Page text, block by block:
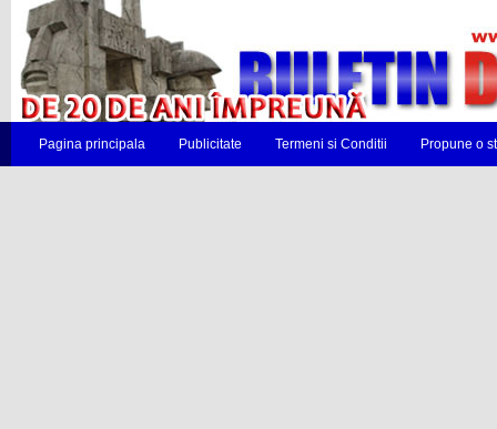
Pagina principala Publicitate Termeni si Conditii Propune o